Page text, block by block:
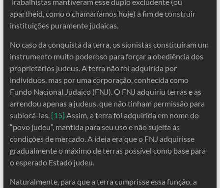
apartheid, como o chamaríamos hoje) a fim de construir
instituições puramente judaicas.
No caso da conquista da terra, os sionistas constituíram um
instrumento muito poderoso para forçar a obediência dos
proprietários judeus. A terra não foi adquirida por
indivíduos, mas por uma corporação, conhecida como
Fundo Nacional Judaico (FNJ). O FNJ adquiriu terras e as
arrendou apenas a judeus, que não tinham permissão para
sublocá-las. [15] Assim, a terra foi adquirida em nome do
“povo judeu”, mantida para seu uso e não sujeita às
condições de mercado. A ideia era que o FNJ adquirisse
gradualmente o máximo de terras possível como base para
o esperado Estado judeu.
Naturalmente, para que a terra cumprisse essa função, a